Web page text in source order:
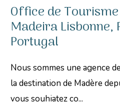
Office de
Madeira Lisbonne,
Portugal
Nous sommes une agence
la destination de Madère
vous souhiatez co...